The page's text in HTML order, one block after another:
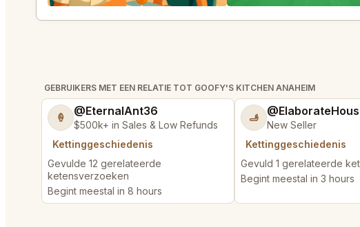
GEBRUIKERS MET EEN RELATIE TOT GOOFY'S KITCHEN ANAHEIM
🍦 @EternalAnt36
$500k+ in Sales & Low Refunds
Kettinggeschiedenis
Gevulde 12 gerelateerde
ketensverzoeken
Begint meestal in 8 hours
🫸
New Seller
Kettinggeschiedenis
Gevuld 1 gerelateerde
Begint meestal in 3 hours